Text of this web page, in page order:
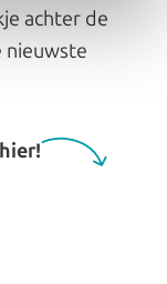
achter de
nieuwste